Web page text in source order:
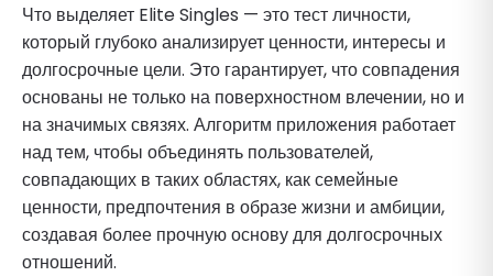
Что выделяет Elite Singles — это тест личности,
который глубоко анализирует ценности, интересы и
долгосрочные цели. Это гарантирует, что совпадения
основаны не только на поверхностном влечении, но и
на значимых связях. Алгоритм приложения работает
над тем, чтобы объединять пользователей,
совпадающих в таких областях, как семейные
ценности, предпочтения в образе жизни и амбиции,
создавая более прочную основу для долгосрочных
отношений.